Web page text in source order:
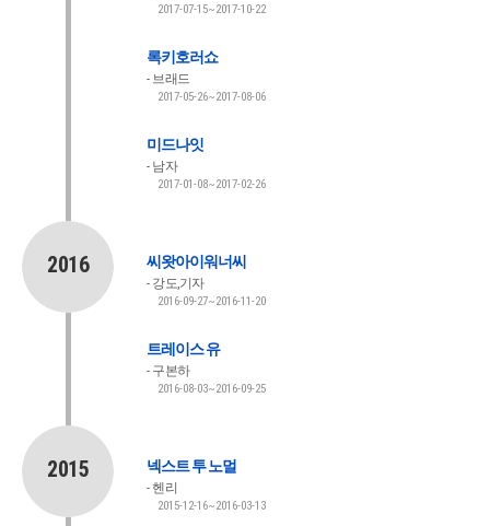
2017-07-15~2017-10-22
록키호러쇼
브래드
2017-05-26~2017-08-06
미드나잇
남자
2017-01-08~2017-02-26
2016 씨왓아이워너씨
강도,기자
2016-09-27~2016-11-20
트레이스 유
구본하
2016-08-03~2016-09-25
2015 넥스트 투 노멀
헨리
2015-12-16~2016-03-13